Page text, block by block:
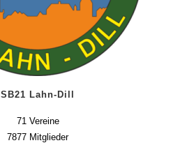
SB21 Lahn-Dill
71 Vereine
7877 Mitglieder